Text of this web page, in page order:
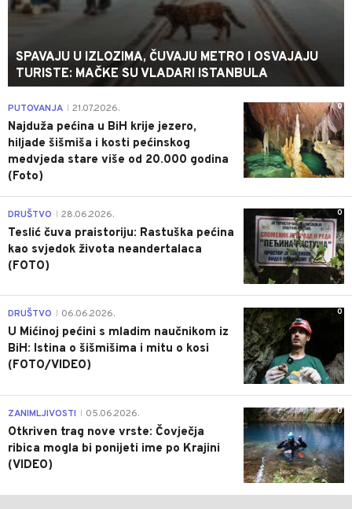
SPAVAJU U IZLOZIMA, ČUVAJU METRO I OSVAJAJU
TURISTE: MAČKE SU VLADARI ISTANBULA
0
PUTOVANJA 21.07.2026.
Najduža pećina u BiH krije jezero,
hiljade šišmiša i kosti pećinskog
medvjeda stare više od 20.000 godina
(Foto)
0
DRUŠTVO 28.06.2026.
Teslić čuva praistoriju: Rastuška pećina
kao svjedok života neandertalaca
(FOTO)
0
DRUŠTVO 06.06.2026.
U Mićinoj pećini s mladim naučnikom iz
BiH: Istina o šišmišima i mitu o kosi
(FOTO/VIDEO)
0
ZANIMLJIVOSTI 05.06.2026.
Otkriven trag nove vrste: Čovječja
ribica mogla bi ponijeti ime po Krajini
(VIDEO)